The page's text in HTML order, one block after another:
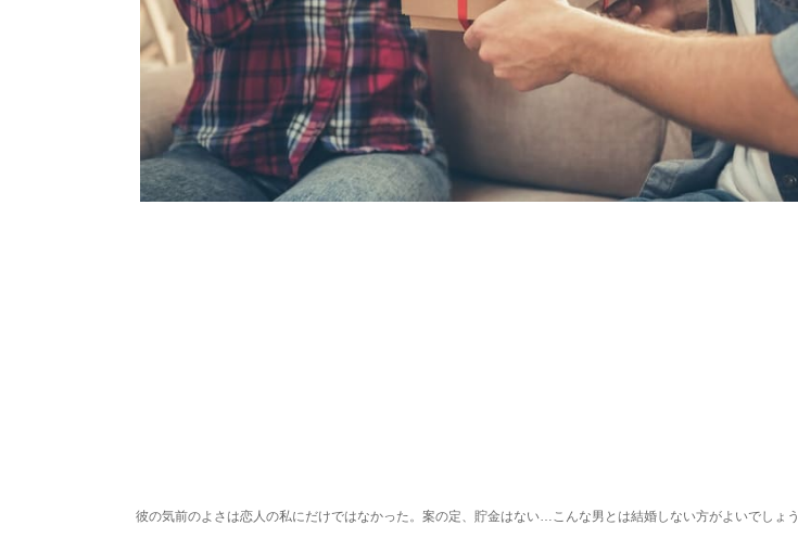
彼の気前のよさは恋人の私にだけではなかった。案の定、貯金はない…こんな男とは結婚しない方がよいでしょう